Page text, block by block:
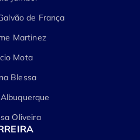
de França
Martinez
Mota
Blessa
Oliveira